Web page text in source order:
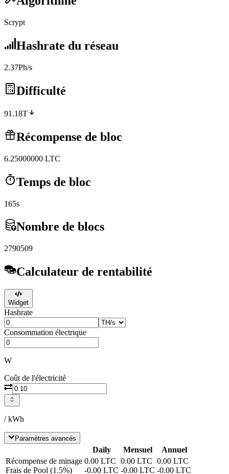
Scrypt
Hashrate du réseau
2.37Ph/s
Difficulté
91.18T
Récompense de bloc
6.25000000 LTC
Temps de bloc
165s
Nombre de blocs
2790509
Calculateur de rentabilité
Widget
Hashrate
Consommation électrique
W
Coût de l'électricité
/ kWh
Paramètres avancés
Daily Mensuel
Annuel
Récompense de minage
Frais de Pool (1.5%)
0.00 LTC
-0.00 LTC
0.00 LTC
-0.00 LTC
0.00 LTC
-0.00 LTC